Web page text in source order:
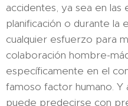
accidentes, ya sea en las
planificación o durante la
cualquier esfuerzo para
colaboración hombre-
específicamente en el
famoso factor humano.
puede predecirse con